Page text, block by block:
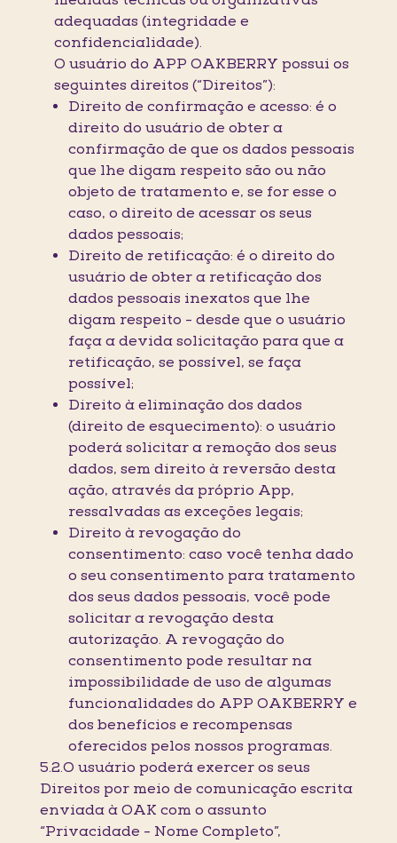
adequadas (integridade e
confidencialidade).
O usuário do APP OAKBERRY possui os
seguintes direitos (“Direitos”):
Direito de confirmação e acesso: é o
direito do usuário de obter a
confirmação de que os dados pessoais
que lhe digam respeito são ou não
objeto de tratamento e, se for esse o
caso, o direito de acessar os seus
dados pessoais;
Direito de retificação: é o direito do
usuário de obter a retificação dos
dados pessoais inexatos que lhe
digam respeito - desde que o usuário
faça a devida solicitação para que a
retificação, se possível, se faça
possível;
Direito à eliminação dos dados
(direito de esquecimento): o usuário
poderá solicitar a remoção dos seus
dados, sem direito à reversão desta
ação, através da próprio App,
ressalvadas as exceções legais;
Direito à revogação do
consentimento: caso você tenha dado
o seu consentimento para tratamento
dos seus dados pessoais, você pode
solicitar a revogação desta
autorização. A revogação do
consentimento pode resultar na
impossibilidade de uso de algumas
funcionalidades do APP OAKBERRY e
dos benefícios e recompensas
oferecidos pelos nossos programas.
5.2.O usuário poderá exercer os seus
Direitos por meio de comunicação escrita
enviada à OAK com o assunto
“Privacidade - Nome Completo”,